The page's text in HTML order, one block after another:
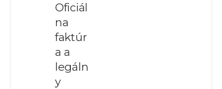
Oficiál
na
faktúr
a a
legáln
y